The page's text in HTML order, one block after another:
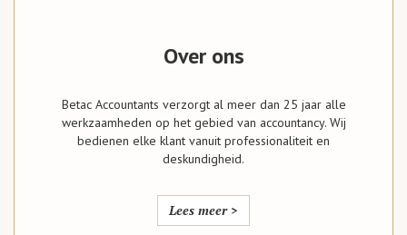
Over ons
Betac Accountants verzorgt al meer dan 25 jaar alle
werkzaamheden op het gebied van accountancy. Wij
bedienen elke klant vanuit professionaliteit en
deskundigheid.
Lees meer >